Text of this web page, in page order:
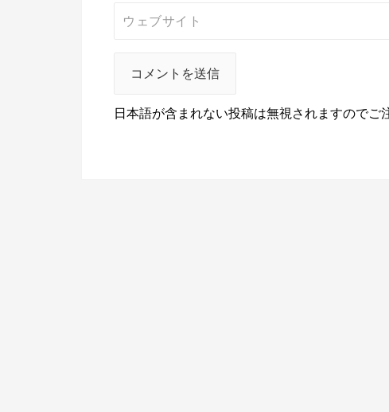
日本語が含まれない投稿は無視されますのでご